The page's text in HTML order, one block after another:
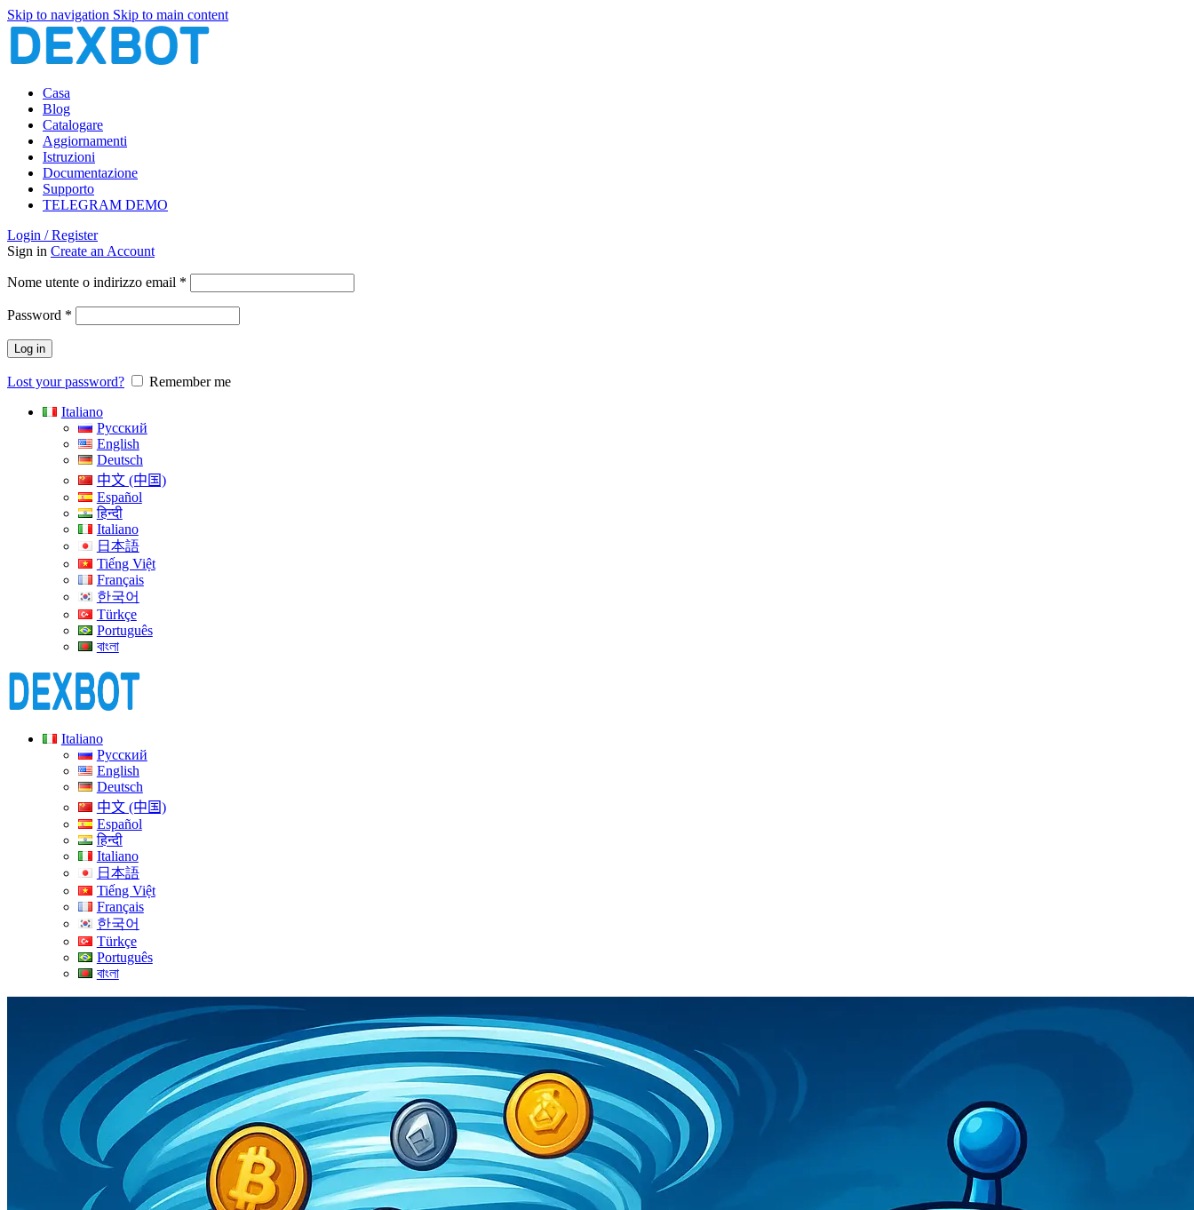
Skip to navigation Skip to main content
Casa
Blog
Catalogare
Aggiornamenti
Istruzioni
Documentazione
Supporto
TELEGRAM DEMO
Login / Register
Sign in Create an Account
Nome utente o indirizzo email *
Password *
Log in
Lost your password?
Remember me
Italiano
Русский
English
Deutsch
中文 (中国)
Español
हिन्दी
Italiano
日本語
Tiếng Việt
Français
한국어
Türkçe
Português
বাংলা
Italiano
Русский
English
Deutsch
中文 (中国)
Español
हिन्दी
Italiano
日本語
Tiếng Việt
Français
한국어
Türkçe
Português
বাংলা